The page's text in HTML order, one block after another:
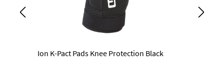
Ion K-Pact Pads Knee Protection Black